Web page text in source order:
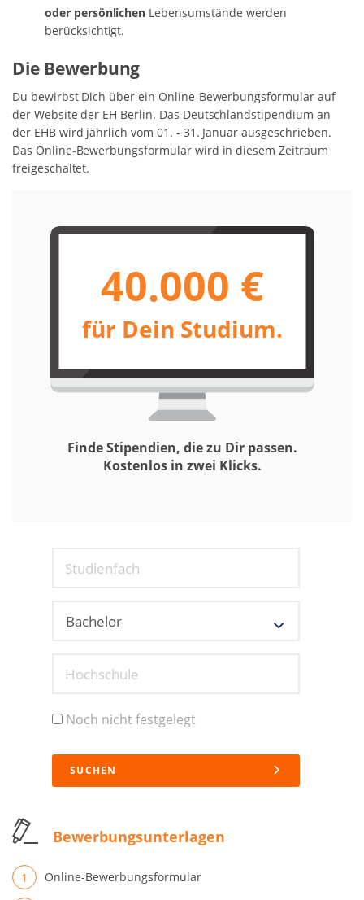
oder persönlichen Lebensumstände werden
berücksichtigt.
Die Bewerbung
Du bewirbst Dich über ein Online-Bewerbungsformular auf
der Website der EH Berlin. Das Deutschlandstipendium an
der EHB wird jährlich vom 01. - 31. Januar ausgeschrieben.
Das Online-Bewerbungsformular wird in diesem Zeitraum
freigeschaltet.
40.000 €
für Dein Studium.
Finde Stipendien, die zu Dir passen.
Kostenlos in zwei Klicks.
Studienfach
Hochschule
Noch nicht festgelegt
SUCHEN
Bewerbungsunterlagen
Online-Bewerbungsformular